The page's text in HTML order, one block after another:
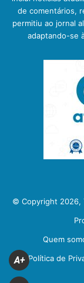
de comentários,
permitiu ao jornal
adaptando-se
© Copyright 2026,
Quem
Política de
A+